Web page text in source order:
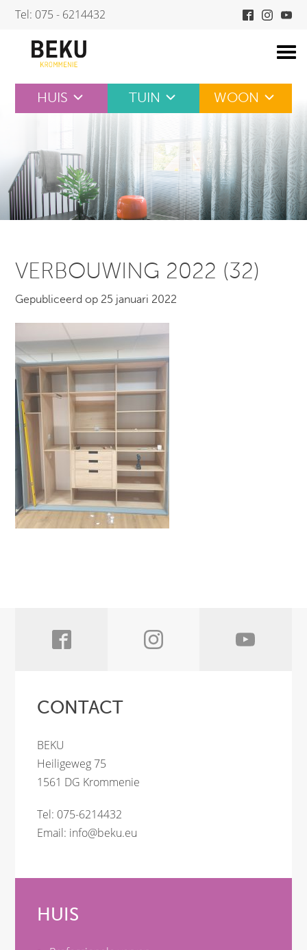
Skip
content
Tel: 075 - 6214432
HUIS TUIN WOON
VERBOUWING 2022 (32)
Gepubliceerd op 25 januari 2022
CONTACT
BEKU
Heiligeweg 75
1561 DG Krommenie
Tel: 075-6214432
Email: info@beku.eu
HUIS